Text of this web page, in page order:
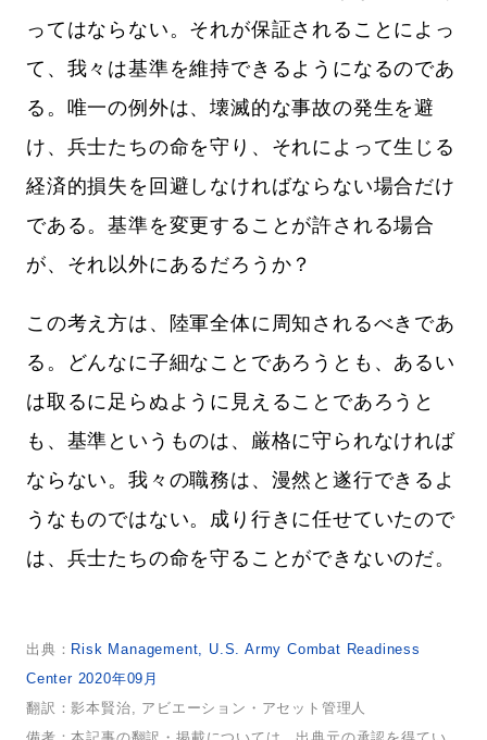
ってはならない。それが保証されることによっ
て、我々は基準を維持できるようになるのであ
る。唯一の例外は、壊滅的な事故の発生を避
け、兵士たちの命を守り、それによって生じる
経済的損失を回避しなければならない場合だけ
である。基準を変更することが許される場合
が、それ以外にあるだろうか？
この考え方は、陸軍全体に周知されるべきであ
る。どんなに子細なことであろうとも、あるい
は取るに足らぬように見えることであろうと
も、基準というものは、厳格に守られなければ
ならない。我々の職務は、漫然と遂行できるよ
うなものではない。成り行きに任せていたので
は、兵士たちの命を守ることができないのだ。
出典： Risk Management, U.S. Army Combat Readiness
Center 2020年09月
翻訳：影本賢治, アビエーション・アセット管理人